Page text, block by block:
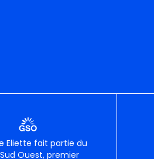
Eliette fait partie du
Ouest, premier